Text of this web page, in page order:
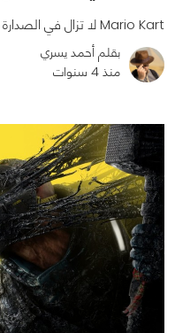
2064
Mario Kart لا تزال في الصدارة
بقلم أحمد يسري
منذ 4 سنوات